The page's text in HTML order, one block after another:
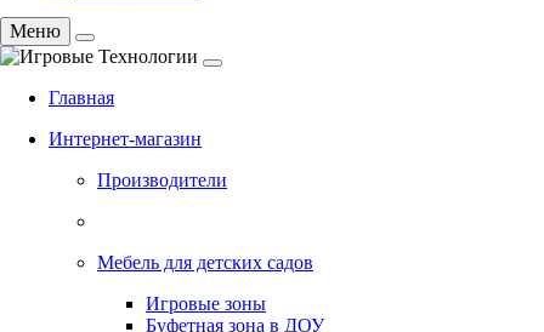
Меню
Главная
Интернет-магазин
Производители
Мебель для детских садов
Игровые зоны
Буфетная зона в ДОУ